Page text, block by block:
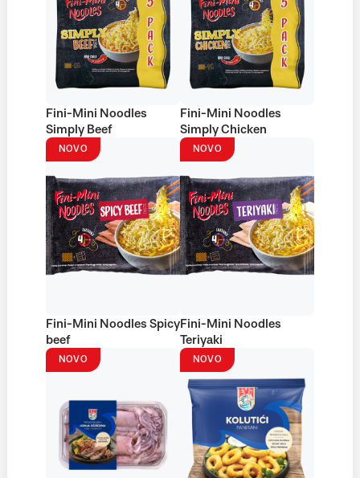
Fini-Mini Noodles
Simply Beef
Fini-Mini Noodles
Simply Chicken
NOVO
Fini-Mini Noodles Spicy
beef
NOVO
Fini-Mini Noodles
Teriyaki
NOVO NOVO